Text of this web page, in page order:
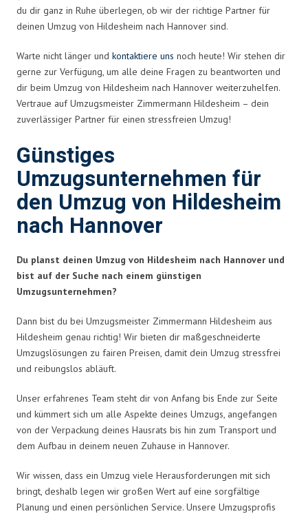
du dir ganz in Ruhe überlegen, ob wir der richtige Partner für
deinen Umzug von Hildesheim nach Hannover sind.
Warte nicht länger und kontaktiere uns noch heute! Wir stehen dir
gerne zur Verfügung, um alle deine Fragen zu beantworten und
dir beim Umzug von Hildesheim nach Hannover weiterzuhelfen.
Vertraue auf Umzugsmeister Zimmermann Hildesheim – dein
zuverlässiger Partner für einen stressfreien Umzug!
Günstiges
Umzugsunternehmen für
den Umzug von Hildesheim
nach Hannover
Du planst deinen Umzug von Hildesheim nach Hannover und
bist auf der Suche nach einem günstigen
Umzugsunternehmen?
Dann bist du bei Umzugsmeister Zimmermann Hildesheim aus
Hildesheim genau richtig! Wir bieten dir maßgeschneiderte
Umzugslösungen zu fairen Preisen, damit dein Umzug stressfrei
und reibungslos abläuft.
Unser erfahrenes Team steht dir von Anfang bis Ende zur Seite
und kümmert sich um alle Aspekte deines Umzugs, angefangen
von der Verpackung deines Hausrats bis hin zum Transport und
dem Aufbau in deinem neuen Zuhause in Hannover.
Wir wissen, dass ein Umzug viele Herausforderungen mit sich
bringt, deshalb legen wir großen Wert auf eine sorgfältige
Planung und einen persönlichen Service. Unsere Umzugsprofis